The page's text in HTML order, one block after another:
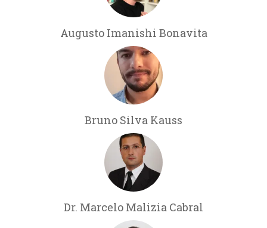
Augusto Imanishi Bonavita
Bruno Silva Kauss
Dr. Marcelo Malizia Cabral